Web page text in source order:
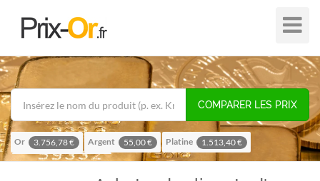
Plier
/
hors
de
COMPARER LES PRIX
Or 3.756,78 € Argent 55,00 € Platine
1.513,40 €
Palladium
1.195,57 €